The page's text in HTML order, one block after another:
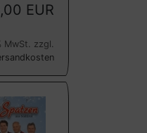
EUR
MwSt. zzgl.